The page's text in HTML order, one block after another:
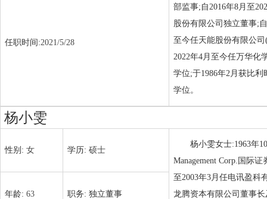
部监事;自2016年8月至
股份有限公司独立董事;
至今任天能股份有限公
2022年4月至今任万华化
学位;于1986年2月获比
学位。
任职时间:2021/5/28
杨小雯
性别: 女 学历: 硕士
杨小雯女士:1963年
Management Corp.国际
至2003年3月任电讯盈科
龙腾资本有限公司董事
年龄: 63 职务: 独立董事